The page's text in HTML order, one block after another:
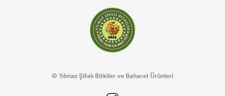
© Yılmaz Şifalı Bitkiler ve Baharat Ürünleri